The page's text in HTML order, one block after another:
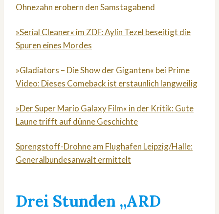
Ohnezahn erobern den Samstagabend
»Serial Cleaner« im ZDF: Aylin Tezel beseitigt die
Spuren eines Mordes
»Gladiators – Die Show der Giganten« bei Prime
Video: Dieses Comeback ist erstaunlich langweilig
»Der Super Mario Galaxy Film« in der Kritik: Gute
Laune trifft auf dünne Geschichte
Sprengstoff-Drohne am Flughafen Leipzig/Halle:
Generalbundesanwalt ermittelt
Drei Stunden „ARD